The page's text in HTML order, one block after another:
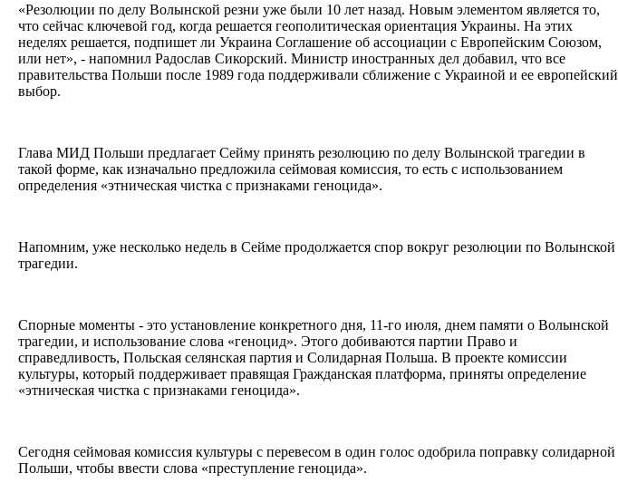
«Резолюции по делу Волынской резни уже были 10 лет назад. Новым элементом является то,
что сейчас ключевой год, когда решается геополитическая ориентация Украины. На этих
неделях решается, подпишет ли Украина Соглашение об ассоциации с Европейским Союзом,
или нет», - напомнил Радослав Сикорский. Министр иностранных дел добавил, что все
правительства Польши после 1989 года поддерживали сближение с Украиной и ее европейский
выбор.
Глава МИД Польши предлагает Сейму принять резолюцию по делу Волынской трагедии в
такой форме, как изначально предложила сеймовая комиссия, то есть с использованием
определения «этническая чистка с признаками геноцида».
Напомним, уже несколько недель в Сейме продолжается спор вокруг резолюции по Волынской
трагедии.
Спорные моменты - это установление конкретного дня, 11-го июля, днем памяти о Волынской
трагедии, и использование слова «геноцид». Этого добиваются партии Право и
справедливость, Польская селянская партия и Солидарная Польша. В проекте комиссии
культуры, который поддерживает правящая Гражданская платформа, приняты определение
«этническая чистка с признаками геноцида».
Сегодня сеймовая комиссия культуры с перевесом в один голос одобрила поправку солидарной
Польши, чтобы ввести слова «преступление геноцида».